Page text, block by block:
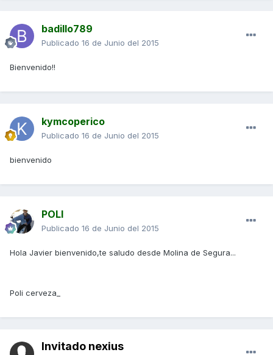
badillo789
Publicado 16 de Junio del 2015
Bienvenido!!
kymcoperico
Publicado 16 de Junio del 2015
bienvenido
POLI
Publicado 16 de Junio del 2015
Hola Javier bienvenido,te saludo desde Molina de Segura...
Poli cerveza_
Invitado nexius